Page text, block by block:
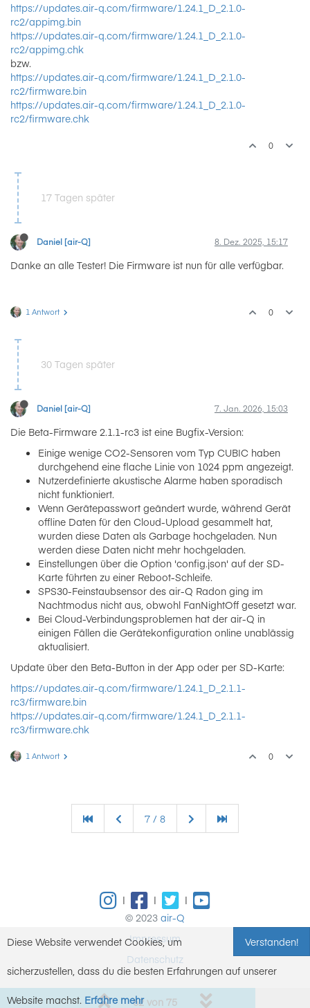
https://updates.air-q.com/firmware/1.24.1_D_2.1.0-
rc2/appimg.bin
https://updates.air-q.com/firmware/1.24.1_D_2.1.0-
rc2/appimg.chk
bzw.
https://updates.air-q.com/firmware/1.24.1_D_2.1.0-
rc2/firmware.bin
https://updates.air-q.com/firmware/1.24.1_D_2.1.0-
rc2/firmware.chk
0
17 Tagen später
Daniel [air-Q] 8. Dez. 2025, 15:17
Danke an alle Tester! Die Firmware ist nun für alle verfügbar.
1 Antwort 0
30 Tagen später
Daniel [air-Q] 7. Jan. 2026, 15:03
Die Beta-Firmware 2.1.1-rc3 ist eine Bugfix-Version:
Einige wenige CO2-Sensoren vom Typ CUBIC haben
durchgehend eine flache Linie von 1024 ppm angezeigt.
Nutzerdefinierte akustische Alarme haben sporadisch
nicht funktioniert.
Wenn Gerätepasswort geändert wurde, während Gerät
offline Daten für den Cloud-Upload gesammelt hat,
wurden diese Daten als Garbage hochgeladen. Nun
werden diese Daten nicht mehr hochgeladen.
Einstellungen über die Option 'config.json' auf der SD-
Karte führten zu einer Reboot-Schleife.
SPS30-Feinstaubsensor des air-Q Radon ging im
Nachtmodus nicht aus, obwohl FanNightOff gesetzt war.
Bei Cloud-Verbindungsproblemen hat der air-Q in
einigen Fällen die Gerätekonfiguration online unablässig
aktualisiert.
Update über den Beta-Button in der App oder per SD-Karte:
https://updates.air-q.com/firmware/1.24.1_D_2.1.1-
rc3/firmware.bin
https://updates.air-q.com/firmware/1.24.1_D_2.1.1-
rc3/firmware.chk
1 Antwort 0
7 / 8
62 von 75
| |
|
© 2023 air-Q
Impressum
Datenschutz
Verstanden!
Diese Website verwendet Cookies, um
sicherzustellen, dass du die besten Erfahrungen auf unserer
Website machst. Erfahre mehr